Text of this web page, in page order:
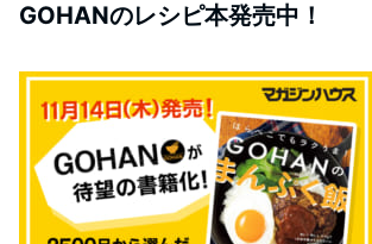
GOHANのレシピ本発売中！